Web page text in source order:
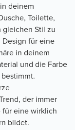
deinem
Toilette,
gleichen Stil zu
für eine
in deinem
und die Farbe
der immer
für eine wirklich
bildet.